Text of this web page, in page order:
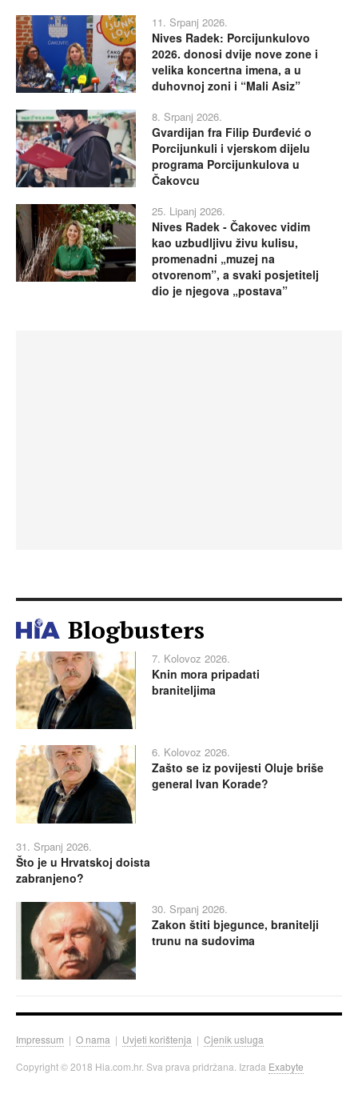
11. Srpanj 2026.
Nives Radek: Porcijunkulovo
2026. donosi dvije nove zone i
velika koncertna imena, a u
duhovnoj zoni i “Mali Asiz”
8. Srpanj 2026.
Gvardijan fra Filip Đurđević o
Porcijunkuli i vjerskom dijelu
programa Porcijunkulova u
Čakovcu
25. Lipanj 2026.
Nives Radek - Čakovec vidim
kao uzbudljivu živu kulisu,
promenadni „muzej na
otvorenom”, a svaki posjetitelj
dio je njegova „postava”
Blogbusters
7. Kolovoz 2026.
Knin mora pripadati
braniteljima
6. Kolovoz 2026.
Zašto se iz povijesti Oluje briše
general Ivan Korade?
31. Srpanj 2026.
Što je u Hrvatskoj doista
zabranjeno?
30. Srpanj 2026.
Zakon štiti bjegunce, branitelji
trunu na sudovima
Impressum | O nama | Uvjeti korištenja | Cjenik usluga
Copyright © 2018 Hia.com.hr. Sva prava pridržana. Izrada Exabyte